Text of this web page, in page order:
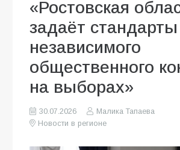
«Ростовская
задаёт стандарты
независимого
общественного
на выборах»
30.07.2026
Малика Тапаева
Новости в регионе